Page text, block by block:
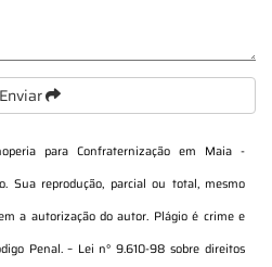
Enviar
para Confraternização em Maia -
Sua reprodução, parcial ou total, mesmo
a autorização do autor. Plágio é crime e
Penal. – Lei n° 9.610-98 sobre direitos